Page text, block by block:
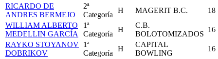
RICARDO DE
ANDRES BERMEJO
2ª
Categoría
H MAGERIT B.C.
18
WILLIAM ALBERTO
MEDELLIN GARCÍA
1ª
Categoría
H
C.B.
BOLOTOMIZADOS
16
RAYKO STOYANOV
DOBRIKOV
1ª
Categoría
H
CAPITAL
BOWLING
16